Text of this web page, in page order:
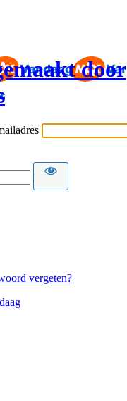
door
vergeten?